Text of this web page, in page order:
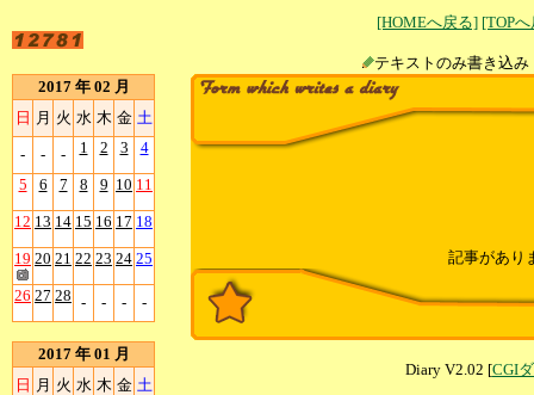
[HOMEへ戻る] [TOP
テキストのみ書
2017 年 02 月
日 月 火 水 木 金 土
- - - 1 2 3 4
5 6 7 8 9 10 11
12 13 14 15 16 17 18
19 20 21 22 23 24 25
26 27 28 - - - -
2017 年 01 月
日 月 火 水 木 金 土
記事があり
Diary V2.02 [CGI